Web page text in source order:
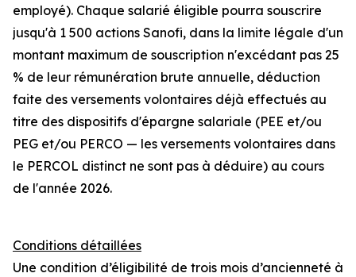
employé). Chaque salarié éligible pourra souscrire
jusqu'à 1 500 actions Sanofi, dans la limite légale d'un
montant maximum de souscription n'excédant pas 25
% de leur rémunération brute annuelle, déduction
faite des versements volontaires déjà effectués au
titre des dispositifs d'épargne salariale (PEE et/ou
PEG et/ou PERCO — les versements volontaires dans
le PERCOL distinct ne sont pas à déduire) au cours
de l'année 2026.
Conditions détaillées
Une condition d’éligibilité de trois mois d’ancienneté à